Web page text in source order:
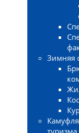
Зимняя
туризма